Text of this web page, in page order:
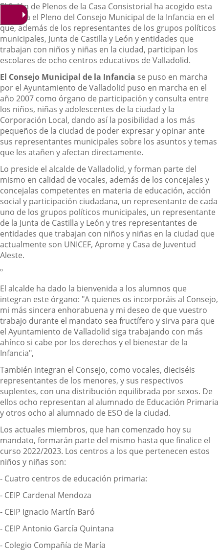
El Salón de Plenos de la Casa Consistorial ha acogido esta
mañana el Pleno del Consejo Municipal de la Infancia en el
que, además de los representantes de los grupos políticos
municipales, Junta de Castilla y León y entidades que
trabajan con niños y niñas en la ciudad, participan los
escolares de ocho centros educativos de Valladolid.
El Consejo Municipal de la Infancia se puso en marcha
por el Ayuntamiento de Valladolid puso en marcha en el
año 2007 como órgano de participación y consulta entre
los niños, niñas y adolescentes de la ciudad y la
Corporación Local, dando así la posibilidad a los más
pequeños de la ciudad de poder expresar y opinar ante
sus representantes municipales sobre los asuntos y temas
que les atañen y afectan directamente.
Lo preside el alcalde de Valladolid, y forman parte del
mismo en calidad de vocales, además de los concejales y
concejalas competentes en materia de educación, acción
social y participación ciudadana, un representante de cada
uno de los grupos políticos municipales, un representante
de la Junta de Castilla y León y tres representantes de
entidades que trabajan con niños y niñas en la ciudad que
actualmente son UNICEF, Aprome y Casa de Juventud
Aleste.
º
El alcalde ha dado la bienvenida a los alumnos que
integran este órgano: "A quienes os incorporáis al Consejo,
mi más sincera enhorabuena y mi deseo de que vuestro
trabajo durante el mandato sea fructífero y sirva para que
el Ayuntamiento de Valladolid siga trabajando con más
ahínco si cabe por los derechos y el bienestar de la
Infancia",
También integran el Consejo, como vocales, dieciséis
representantes de los menores, y sus respectivos
suplentes, con una distribución equilibrada por sexos. De
ellos ocho representan al alumnado de Educación Primaria
y otros ocho al alumnado de ESO de la ciudad.
Los actuales miembros, que han comenzado hoy su
mandato, formarán parte del mismo hasta que finalice el
curso 2022/2023. Los centros a los que pertenecen estos
niños y niñas son:
- Cuatro centros de educación primaria:
- CEIP Cardenal Mendoza
- CEIP Ignacio Martín Baró
- CEIP Antonio García Quintana
- Colegio Compañía de María